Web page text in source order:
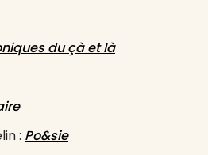
du çà et là
: Po&sie